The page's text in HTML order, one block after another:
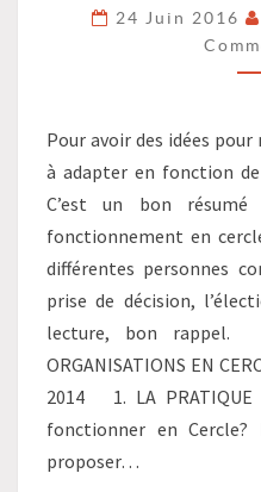
24 Juin 2016
Pour avoir des idées
à adapter en fonction
C’est un bon
fonctionnement en
différentes personnes
prise de décision,
lecture, bon rappel.
ORGANISATIONS EN
2014 1. LA PRATIQUE
fonctionner en
proposer…